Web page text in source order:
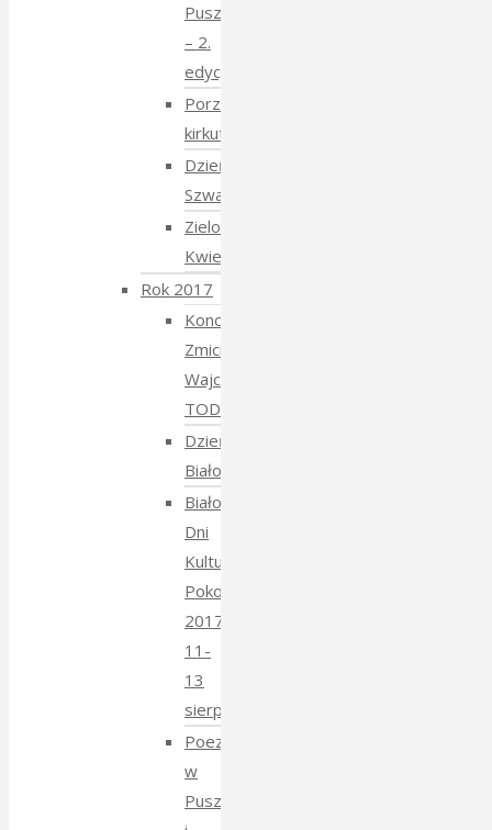
Puszczy
– 2.
edycja
Porządkowanie
kirkutu
Dzień
Szwajcarski
Zielony
Kwiecień
Rok 2017
Koncert
Zmiciera
Wajciuszkiewicza
TODARA
Dzień
Białoruski
Białowieskie
Dni
Kultury
Pokoju
2017
11-
13
sierpnia
Poezja
w
Puszczy